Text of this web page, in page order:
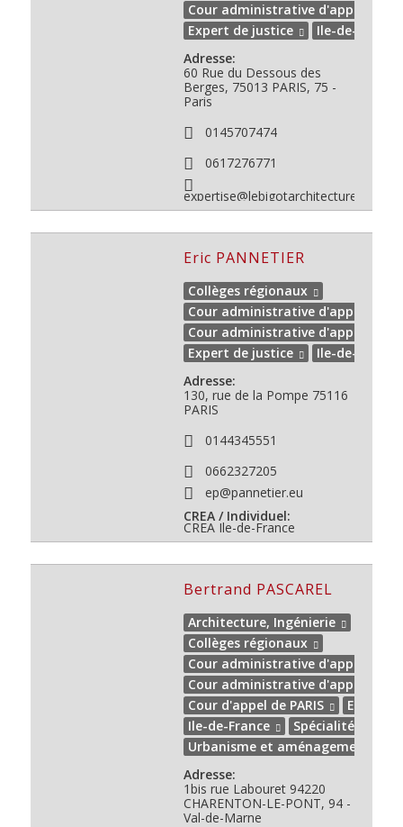
Cour administrative d'appel de
Expert de justice
Ile-de-France
Adresse:
60 Rue du Dessous des
Berges, 75013 PARIS, 75 -
Paris
0145707474
0617276771
expertise@lebigotarchitecture.fr
Eric PANNETIER
Collèges régionaux
Cour administrative d'appel de
Cour administrative d'appel de
Expert de justice
Ile-de-France
Adresse:
130, rue de la Pompe 75116
PARIS
0144345551
0662327205
ep@pannetier.eu
CREA / Individuel:
CREA Ile-de-France
Bertrand PASCAREL
Architecture, Ingénierie
Collèges régionaux
Cour administrative d'appel de
Cour administrative d'appel de
Cour d'appel de PARIS
Expert
Ile-de-France
Spécialité(s)
Urbanisme et aménagement
Adresse:
1bis rue Labouret 94220
CHARENTON-LE-PONT, 94 -
Val-de-Marne